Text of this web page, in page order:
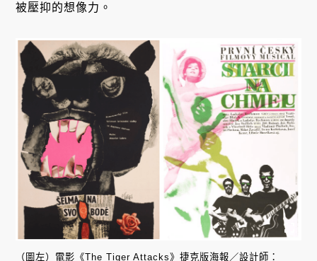
被壓抑的想像力。
（圖左）電影《The Tiger Attacks》捷克版海報／設計師：